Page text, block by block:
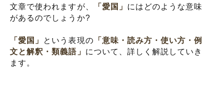
文章で使われますが、
「愛国」 にはどのような意味
があるのでしょうか?
「愛国」 という表現の 「意味・読み方・使い方・例
文と解釈・類義語」 について、詳しく解説していき
ます。